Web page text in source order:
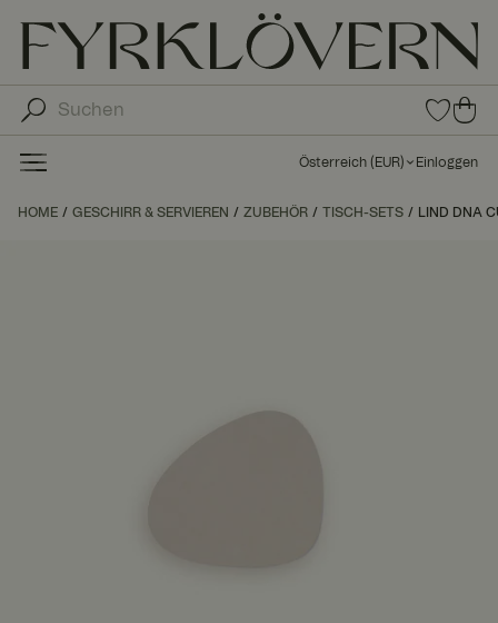
0
Arti
in
orit
0
Art
ike
de
Österreich ( EUR) Einloggen
HOME GESCHIRR & SERVIEREN ZUBEHÖR TISCH-SETS LIND DNA